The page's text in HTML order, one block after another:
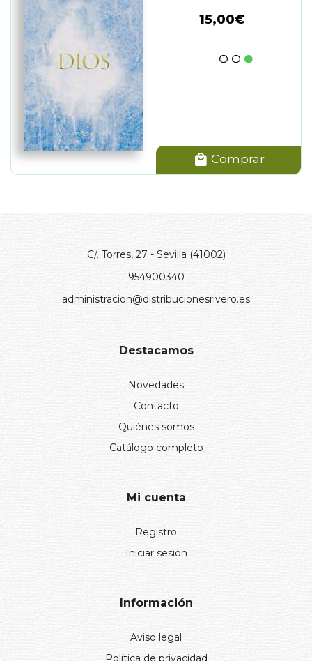
15,00€
Comprar
C/. Torres, 27 - Sevilla (41002)
954900340
administracion@distribucionesrivero.es
Destacamos
Novedades
Contacto
Quiénes somos
Catálogo completo
Mi cuenta
Registro
Iniciar sesión
Información
Aviso legal
Política de privacidad